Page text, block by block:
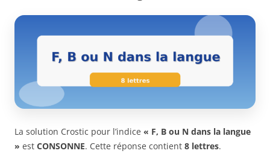
La solution Crostic pour l’indice « F, B ou N dans la langue
» est CONSONNE. Cette réponse contient 8 lettres.